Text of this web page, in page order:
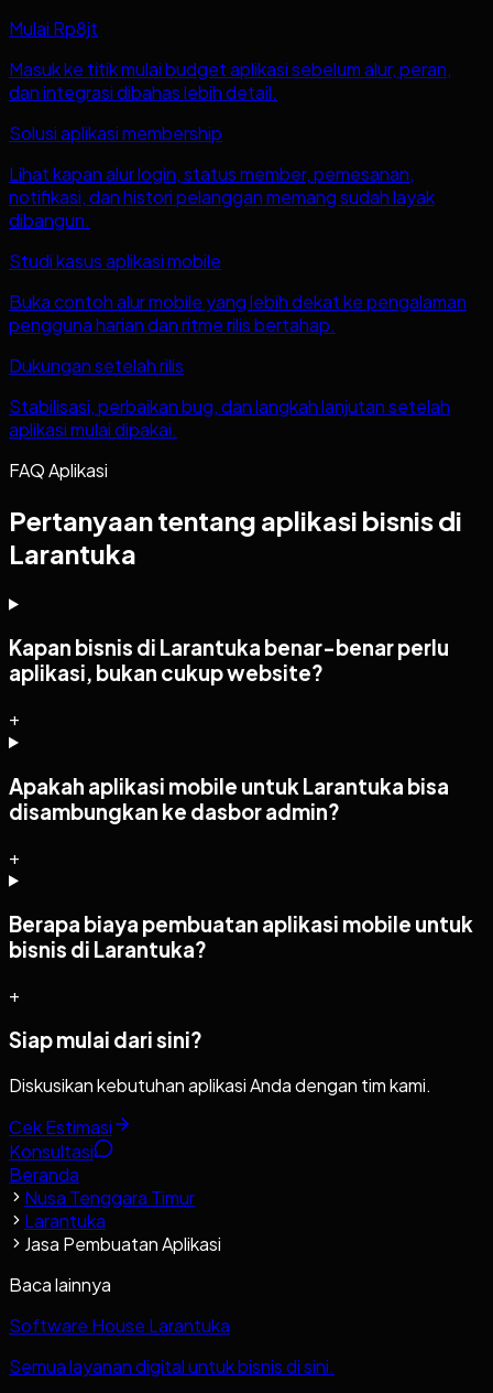
Mulai Rp8jt
Masuk ke titik mulai budget aplikasi sebelum alur, peran,
dan integrasi dibahas lebih detail.
Solusi aplikasi membership
Lihat kapan alur login, status member, pemesanan,
notifikasi, dan histori pelanggan memang sudah layak
dibangun.
Studi kasus aplikasi mobile
Buka contoh alur mobile yang lebih dekat ke pengalaman
pengguna harian dan ritme rilis bertahap.
Dukungan setelah rilis
Stabilisasi, perbaikan bug, dan langkah lanjutan setelah
aplikasi mulai dipakai.
FAQ Aplikasi
Pertanyaan tentang aplikasi bisnis di
Larantuka
Kapan bisnis di Larantuka benar-benar perlu
aplikasi, bukan cukup website?
+
Apakah aplikasi mobile untuk Larantuka bisa
disambungkan ke dasbor admin?
+
Berapa biaya pembuatan aplikasi mobile untuk
bisnis di Larantuka?
+
Siap mulai dari sini?
Diskusikan kebutuhan aplikasi Anda dengan tim kami.
Cek Estimasi
Konsultasi
Beranda
Nusa Tenggara Timur
Larantuka
Jasa Pembuatan Aplikasi
Baca lainnya
Software House Larantuka
Semua layanan digital untuk bisnis di sini.